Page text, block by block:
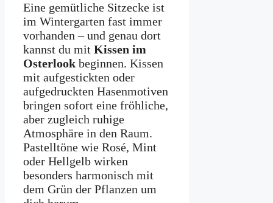
Eine gemütliche Sitzecke ist
im Wintergarten fast immer
vorhanden – und genau dort
kannst du mit Kissen im
Osterlook beginnen. Kissen
mit aufgestickten oder
aufgedruckten Hasenmotiven
bringen sofort eine fröhliche,
aber zugleich ruhige
Atmosphäre in den Raum.
Pastelltöne wie Rosé, Mint
oder Hellgelb wirken
besonders harmonisch mit
dem Grün der Pflanzen um